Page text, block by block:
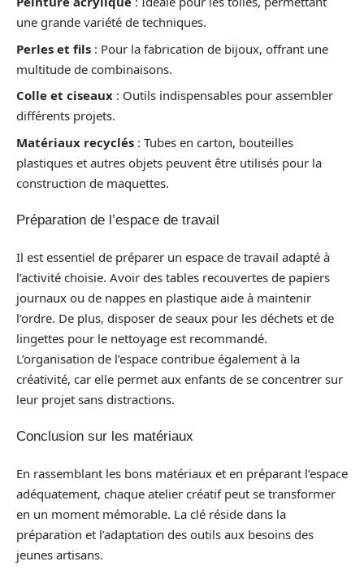
une grande variété de techniques.
Perles et fils : Pour la fabrication de bijoux, offrant une
multitude de combinaisons.
Colle et ciseaux : Outils indispensables pour assembler
différents projets.
Matériaux recyclés : Tubes en carton, bouteilles
plastiques et autres objets peuvent être utilisés pour la
construction de maquettes.
Préparation de l’espace de travail
Il est essentiel de préparer un espace de travail adapté à
l’activité choisie. Avoir des tables recouvertes de papiers
journaux ou de nappes en plastique aide à maintenir
l’ordre. De plus, disposer de seaux pour les déchets et de
lingettes pour le nettoyage est recommandé.
L’organisation de l’espace contribue également à la
créativité, car elle permet aux enfants de se concentrer sur
leur projet sans distractions.
Conclusion sur les matériaux
En rassemblant les bons matériaux et en préparant l’espace
adéquatement, chaque atelier créatif peut se transformer
en un moment mémorable. La clé réside dans la
préparation et l’adaptation des outils aux besoins des
jeunes artisans.